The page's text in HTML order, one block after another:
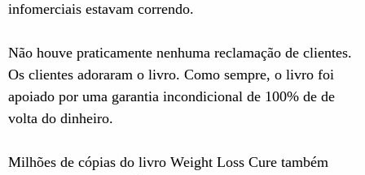
infomerciais estavam correndo.
Não houve praticamente nenhuma reclamação de clientes.
Os clientes adoraram o livro. Como sempre, o livro foi
apoiado por uma garantia incondicional de 100% de de
volta do dinheiro.
Milhões de cópias do livro Weight Loss Cure também